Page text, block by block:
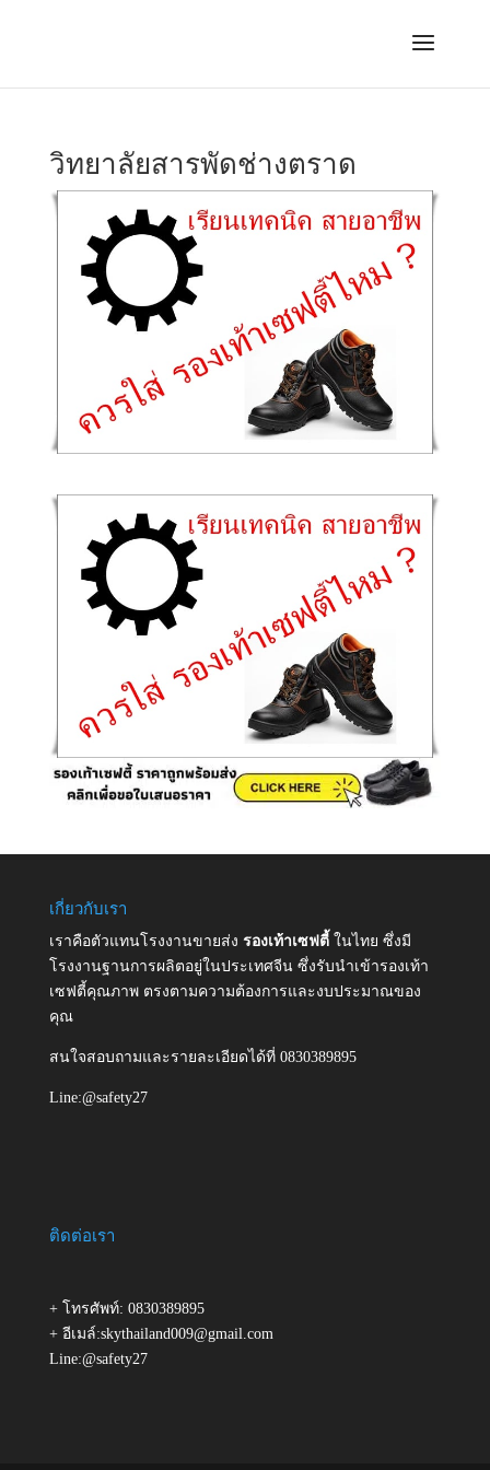
วิทยาลัยสารพัดช่างตราด
เกี่ยวกับเรา
เราคือตัวแทนโรงงานขายส่ง รองเท้าเซฟตี้ ในไทย ซึ่งมี
โรงงานฐานการผลิตอยู่ในประเทศจีน ซึ่งรับนำเข้ารองเท้า
เซฟตี้คุณภาพ ตรงตามความต้องการและงบประมาณของ
คุณ
สนใจสอบถามและรายละเอียดได้ที่ 0830389895
Line:@safety27
ติดต่อเรา
+ โทรศัพท์: 0830389895
+ อีเมล์:skythailand009@gmail.com
Line:@safety27